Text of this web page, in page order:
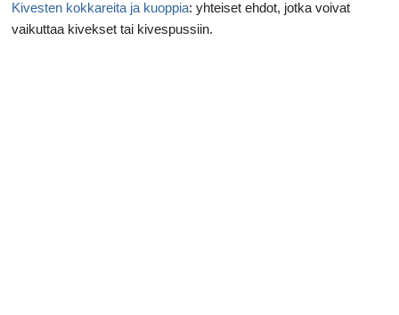
Kivesten kokkareita ja kuoppia: yhteiset ehdot, jotka voivat
vaikuttaa kivekset tai kivespussiin.